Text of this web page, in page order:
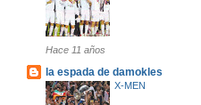
Hace 11 años
la espada de damokles
X-MEN